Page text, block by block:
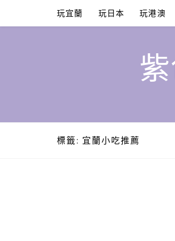
content
玩宜蘭 玩日本 玩港澳
標籤: 宜蘭小吃推薦